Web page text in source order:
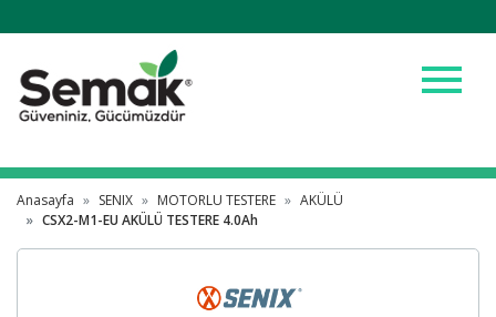
menu
Anasayfa SENIX MOTORLU TESTERE
AKÜLÜ
CSX2-M1-EU AKÜLÜ TESTERE 4.0Ah